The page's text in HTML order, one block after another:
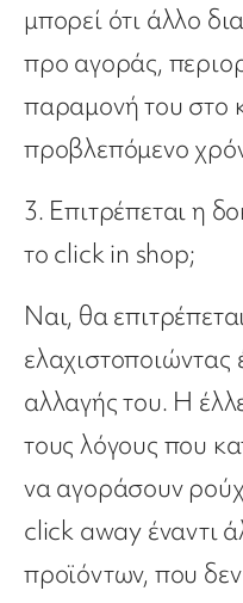
μπορεί ότι άλλο
προ αγοράς,
παραμονή του στο
προβλεπόμενο
3. Επιτρέπεται η
το click in shop;
Ναι, θα
αλλαγής του. Η
τους λόγους που
να αγοράσουν
click away έναντι
προϊόντων, που